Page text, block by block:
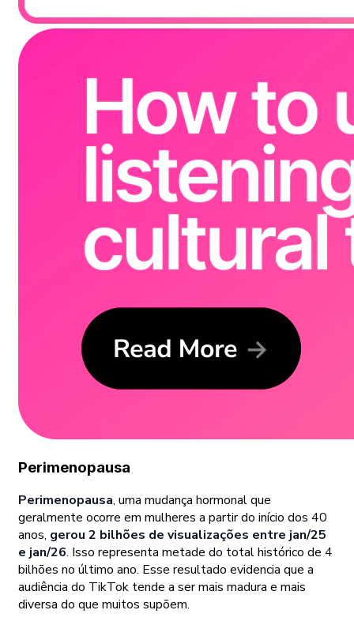
Perimenopausa
Perimenopausa, uma mudança hormonal que
geralmente ocorre em mulheres a partir do início dos 40
anos, gerou 2 bilhões de visualizações entre jan/25
e jan/26. Isso representa metade do total histórico de 4
bilhões no último ano. Esse resultado evidencia que a
audiência do TikTok tende a ser mais madura e mais
diversa do que muitos supõem.